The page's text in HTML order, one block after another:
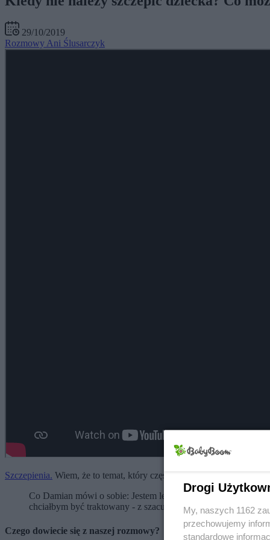
29/10/2019
Rozmowy Ani Ślusarczyk
Szczepienia. Wiem, że to temat, który często wzbudza skrajne
Co Damian mówi o sobie: Jestem lekarzem specjalizującym
chciałbym być traktowany - z szacunkiem i profesjonalizmem.
Czego dowiecie się z naszej rozmowy?
Drogi
My, naszych 1162
przechowujemy
standardowe